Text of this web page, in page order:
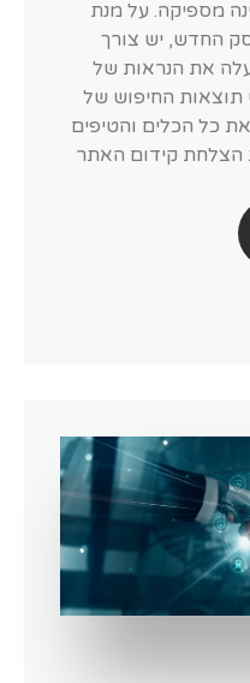
מספיקה. על מנת
החדש, יש צורך
את הנראות של
תוצאות החיפוש של
כל הכלים והטיפים
הצלחת קידום האתר